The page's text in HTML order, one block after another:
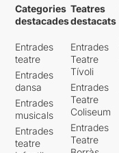
Categories
destacades
Entrades
teatre
Entrades
dansa
Entrades
musicals
Entrades
teatre
Teatres
destacats
Entrades
Teatre
Tívoli
Entrades
Teatre
Coliseum
Entrades
Teatre